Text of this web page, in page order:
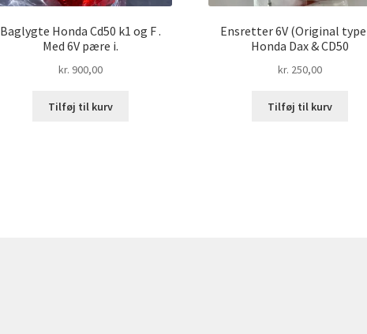
Baglygte Honda Cd50 k1 og F .
Med 6V pære i.
kr. 900,00
Tilføj til kurv
Ensretter 6V (Original
Honda Dax & CD50
kr. 250,00
Tilføj til kurv